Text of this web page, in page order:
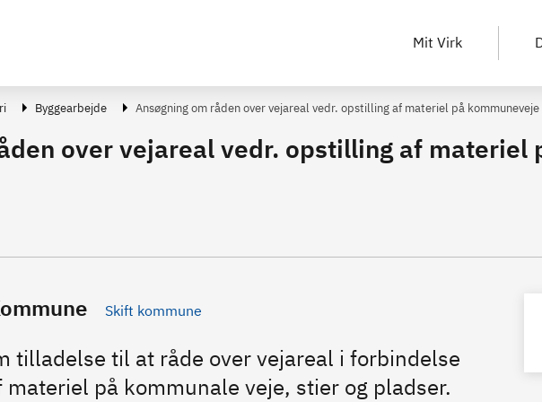
Mit Virk
Byggearbejde Ansøgning om råden over vejareal vedr. opstilling af materiel på kommuneveje
over vejareal vedr. opstilling af materiel
Skift kommune
tilladelse til at råde over vejareal i forbindelse
på kommunale veje, stier og pladser.